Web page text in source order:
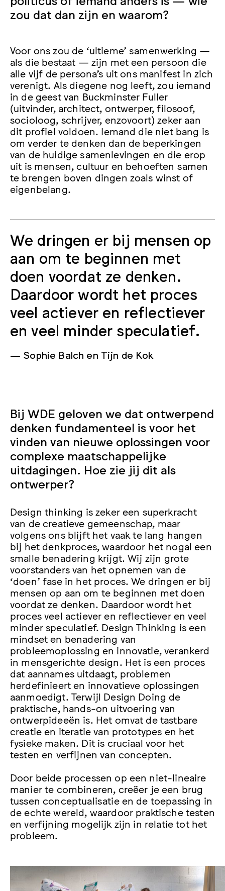
zou dat dan zijn en waarom?
Voor ons zou de ‘ultieme’ samenwerking —
als die bestaat — zijn met een persoon die
alle vijf de persona’s uit ons manifest in zich
verenigt. Als diegene nog leeft, zou iemand
in de geest van Buckminster Fuller
(uitvinder, architect, ontwerper, filosoof,
socioloog, schrijver, enzovoort) zeker aan
dit profiel voldoen. Iemand die niet bang is
om verder te denken dan de beperkingen
van de huidige samenlevingen en die erop
uit is mensen, cultuur en behoeften samen
te brengen boven dingen zoals winst of
eigenbelang.
We dringen er bij mensen op
aan om te beginnen met
doen voordat ze denken.
Daardoor wordt het proces
veel actiever en reflectiever
en veel minder speculatief.
Sophie Balch en Tijn de Kok
Bij WDE geloven we dat ontwerpend
denken fundamenteel is voor het
vinden van nieuwe oplossingen voor
complexe maatschappelijke
uitdagingen. Hoe zie jij dit als
ontwerper?
Design thinking is zeker een superkracht
van de creatieve gemeenschap, maar
volgens ons blijft het vaak te lang hangen
bij het denkproces, waardoor het nogal een
smalle benadering krijgt. Wij zijn grote
voorstanders van het opnemen van de
‘doen’ fase in het proces. We dringen er bij
mensen op aan om te beginnen met doen
voordat ze denken. Daardoor wordt het
proces veel actiever en reflectiever en veel
minder speculatief. Design Thinking is een
mindset en benadering van
probleemoplossing en innovatie, verankerd
in mensgerichte design. Het is een proces
dat aannames uitdaagt, problemen
herdefinieert en innovatieve oplossingen
aanmoedigt. Terwijl Design Doing de
praktische, hands-on uitvoering van
ontwerpideeën is. Het omvat de tastbare
creatie en iteratie van prototypes en het
fysieke maken. Dit is cruciaal voor het
testen en verfijnen van concepten.
Door beide processen op een niet-lineaire
manier te combineren, creëer je een brug
tussen conceptualisatie en de toepassing in
de echte wereld, waardoor praktische testen
en verfijning mogelijk zijn in relatie tot het
probleem.